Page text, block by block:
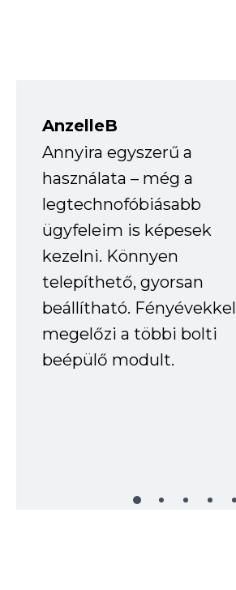
AnzelleB
Annyira egyszerű a
használata – még a
legtechnofóbiásabb
ügyfeleim is képesek
kezelni. Könnyen
telepíthető, gyorsan
beállítható. Fényévekkel
megelőzi a többi bolti
beépülő modult.